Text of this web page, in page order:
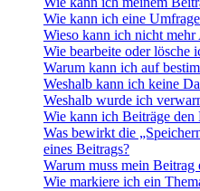
Wie kann ich eine
Wieso kann ich nicht
Wie bearbeite oder lösche
Warum kann ich auf
Weshalb kann ich keine
Weshalb wurde ich
Wie kann ich Beiträge den
Was bewirkt die
eines Beitrags?
Warum muss mein Beitrag
Wie markiere ich ein